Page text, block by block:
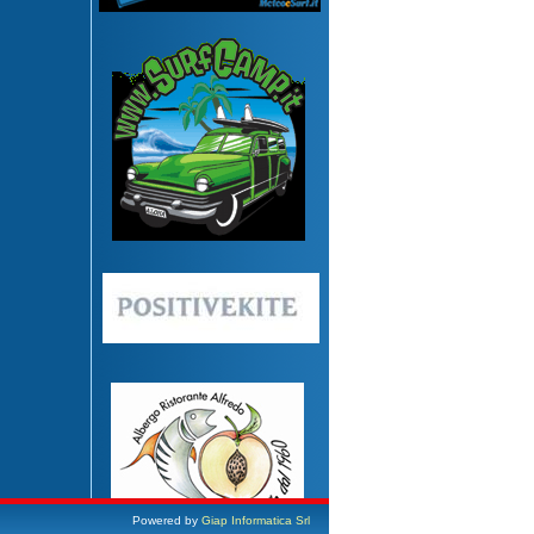
Powered by Giap Informatica Srl